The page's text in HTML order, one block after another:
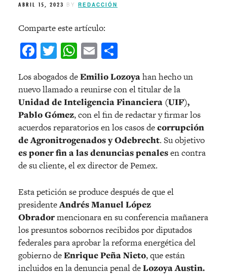
ABRIL 15, 2023 BY REDACCIÓN
Comparte este artículo:
Facebook
Twitter
WhatsApp
Email
Los abogados deEmilio Lozoyahan hecho un
nuevo llamado a reunirse con el titular de la
Unidad de Inteligencia Financiera (UIF),
Pablo Gómez, con el fin de redactar y firmar los
acuerdos reparatorios en los casos decorrupción
de Agronitrogenados y Odebrecht. Su objetivo
es poner fin a las denuncias penalesen contra
de su cliente, el ex director de Pemex.
Esta petición se produce después de que el
presidenteAndrés Manuel López
Obradormencionara en su conferencia mañanera
los presuntos sobornos recibidos por diputados
federales para aprobar la reforma energética del
gobierno deEnrique Peña Nieto, que están
incluidos en la denuncia penal deLozoya Austin.